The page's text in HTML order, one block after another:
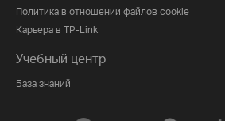
Политика в отношении файлов cookie
Карьера в TP-Link
Учебный центр
База знаний